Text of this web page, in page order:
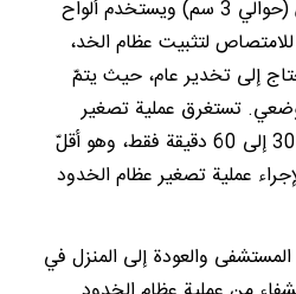
صغير فقط في فروة الرأس (حوالي 3 سم) ويستخدم ألواح
للامتصاص لتثبيت عظام الخد،
إلى تخدير عام، حيث يتمّ
تستغرق عملية تصغير
عظام الخدود السريعة من 30 إلى 60 دقيقة فقط، وهو أقلّ
عملية تصغير عظام الخدود
والعودة إلى المنزل في